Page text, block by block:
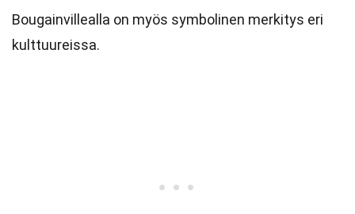
Bougainvillealla on myös symbolinen merkitys eri
kulttuureissa.